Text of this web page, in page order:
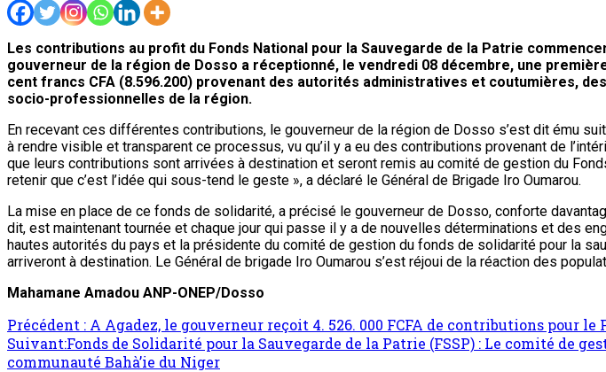
Les contributions au profit du Fonds National pour la Sauvegarde de la Patrie
gouverneur de la région de Dosso a réceptionné, le vendredi 08 décembre, une
cent francs CFA (8.596.200) provenant des autorités administratives et coutumières,
socio-professionnelles de la région.
En recevant ces différentes contributions, le gouverneur de la région de Dosso s’est dit ému
à rendre visible et transparent ce processus, vu qu’il y a eu des contributions provenant de
que leurs contributions sont arrivées à destination et seront remis au comité de gestion du
retenir que c’est l’idée qui sous-tend le geste », a déclaré le Général de Brigade Iro Oumarou.
La mise en place de ce fonds de solidarité, a précisé le gouverneur de Dosso, conforte
dit, est maintenant tournée et chaque jour qui passe il y a de nouvelles déterminations et des
hautes autorités du pays et la présidente du comité de gestion du fonds de solidarité pour la
arriveront à destination. Le Général de brigade Iro Oumarou s’est réjoui de la réaction des
Mahamane Amadou ANP-ONEP/Dosso
Précédent : A Agadez, le gouverneur reçoit 4. 526. 000 FCFA de contributions pour le
Suivant:Fonds de Solidarité pour la Sauvegarde de la Patrie (FSSP) : Le comité de
communauté Bahà’ie du Niger